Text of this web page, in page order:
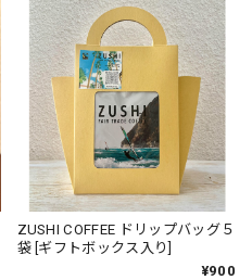
ZUSHI COFFEE ドリップバッグ５
袋 [ギフトボックス入り]
¥900